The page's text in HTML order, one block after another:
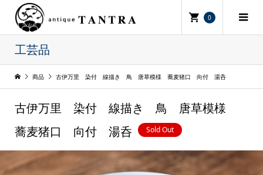
0
工芸品
商品 古伊万里 染付 線描き 鳥 唐草模様 蕎麦猪口 向付 湯呑
古伊万里 染付 線描き 鳥 唐草模様
蕎麦猪口 向付 湯呑
Sold Out